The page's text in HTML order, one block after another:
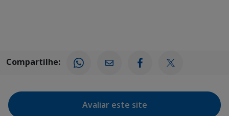
Compartilhe:
Avaliar este site